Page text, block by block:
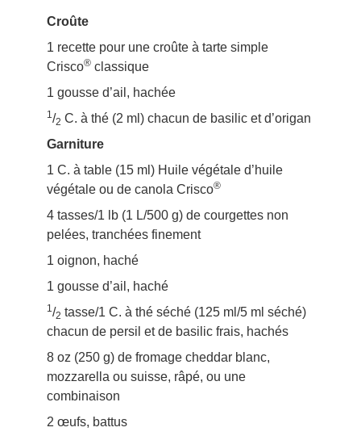
Croûte
1 recette pour une croûte à tarte simple
Crisco® classique
1 gousse d’ail, hachée
1/2 C. à thé (2 ml) chacun de basilic et d’origan
Garniture
1 C. à table (15 ml) Huile végétale d’huile
végétale ou de canola Crisco®
4 tasses/1 lb (1 L/500 g) de courgettes non
pelées, tranchées finement
1 oignon, haché
1 gousse d’ail, haché
1/2 tasse/1 C. à thé séché (125 ml/5 ml séché)
chacun de persil et de basilic frais, hachés
8 oz (250 g) de fromage cheddar blanc,
mozzarella ou suisse, râpé, ou une
combinaison
2 œufs, battus